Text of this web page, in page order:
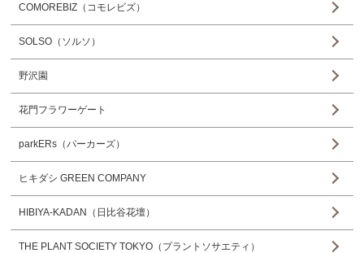
COMOREBIZ（コモレビズ）
SOLSO（ソルソ）
野沢園
花門フラワーゲート
parkERs（パーカーズ）
ヒキダシ GREEN COMPANY
HIBIYA-KADAN（日比谷花壇）
THE PLANT SOCIETY TOKYO（プラントソサエティ）